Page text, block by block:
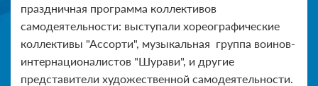
праздничная программа коллективов
самодеятельности: выступали хореографические
коллективы "Ассорти", музыкальная группа воинов-
интернационалистов "Шурави", и другие
представители художественной самодеятельности.